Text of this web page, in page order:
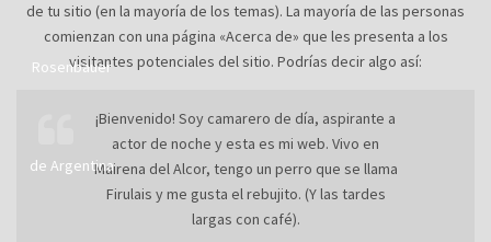
de tu sitio (en la mayoría de los temas). La mayoría de las personas
comienzan con una página «Acerca de» que les presenta a los
visitantes potenciales del sitio. Podrías decir algo así:
¡Bienvenido! Soy camarero de día, aspirante a
actor de noche y esta es mi web. Vivo en
Mairena del Alcor, tengo un perro que se llama
Firulais y me gusta el rebujito. (Y las tardes
largas con café).